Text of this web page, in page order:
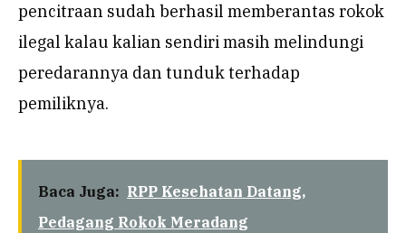
pencitraan sudah berhasil memberantas rokok
ilegal kalau kalian sendiri masih melindungi
peredarannya dan tunduk terhadap
pemiliknya.
Baca Juga: RPP Kesehatan Datang,
Pedagang Rokok Meradang